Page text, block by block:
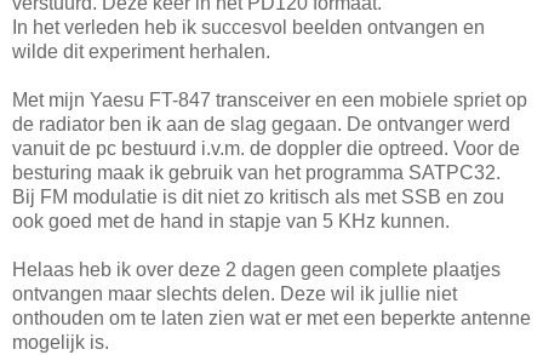
In het verleden heb ik succesvol beelden ontvangen en
wilde dit experiment herhalen.
Met mijn Yaesu FT-847 transceiver en een mobiele spriet op
de radiator ben ik aan de slag gegaan. De ontvanger werd
vanuit de pc bestuurd i.v.m. de doppler die optreed. Voor de
besturing maak ik gebruik van het programma SATPC32.
Bij FM modulatie is dit niet zo kritisch als met SSB en zou
ook goed met de hand in stapje van 5 KHz kunnen.
Helaas heb ik over deze 2 dagen geen complete plaatjes
ontvangen maar slechts delen. Deze wil ik jullie niet
onthouden om te laten zien wat er met een beperkte antenne
mogelijk is.